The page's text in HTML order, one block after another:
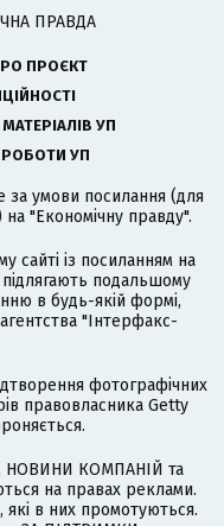
ПРАВДА
ПРОЄКТ
УП
УП
за умови посилання (для
"Економічну правду".
сайті із посиланням на
подальшому
в будь-якій формі,
"Інтерфакс-
фотографічних
правовласника Getty
НОВИНИ КОМПАНІЙ та
на правах реклами.
які в них промотуються.